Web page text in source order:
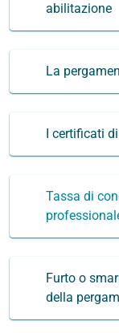
abilitazione
La
I certificati
Tassa di
Furto o
della